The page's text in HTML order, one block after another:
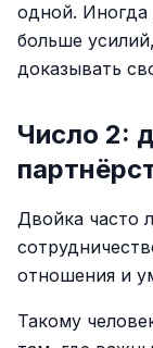
одной. Иногда
больше
доказывать
Число 2:
Двойка часто
отношения и
Такому